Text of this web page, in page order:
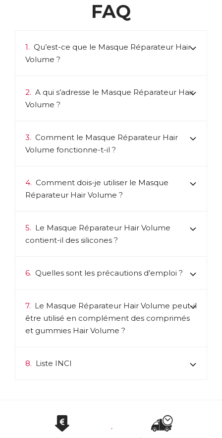
FAQ
1. Qu’est-ce que le Masque Réparateur Hair
Volume ?
2. A qui s’adresse le Masque Réparateur Hair
Volume ?
3. Comment le Masque Réparateur Hair
Volume fonctionne-t-il ?
4. Comment dois-je utiliser le Masque
Réparateur Hair Volume ?
5. Le Masque Réparateur Hair Volume
contient-il des silicones ?
6. Quelles sont les précautions d’emploi ?
7. Le Masque Réparateur Hair Volume peut-il
être utilisé en complément des comprimés
et gummies Hair Volume ?
8. Liste INCI